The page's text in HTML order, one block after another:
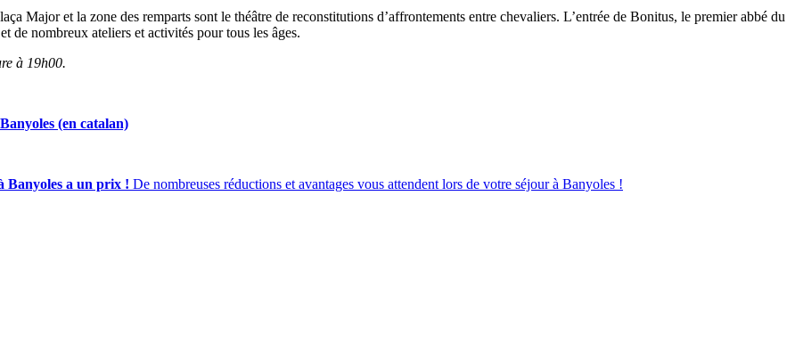
Major et la zone des remparts sont le théâtre de reconstitutions d’affrontements entre chevaliers. L’entrée de Bonitus, le premier abbé du
de nombreux ateliers et activités pour tous les âges.
à 19h00.
(en catalan)
Banyoles a un prix ! De nombreuses réductions et avantages vous attendent lors de votre séjour à Banyoles !